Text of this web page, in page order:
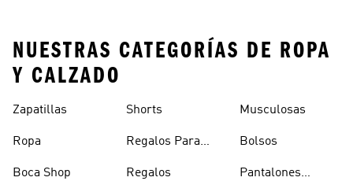
NUESTRAS CATEGORÍAS DE ROPA
Y CALZADO
Zapatillas
Ropa
Boca Shop
Shorts
Regalos Para
Regalos
Musculosas
Bolsos
Pantalones